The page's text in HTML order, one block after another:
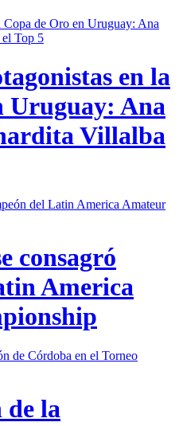
en la
Uruguay: Ana
Villalba
consagró
America
de la